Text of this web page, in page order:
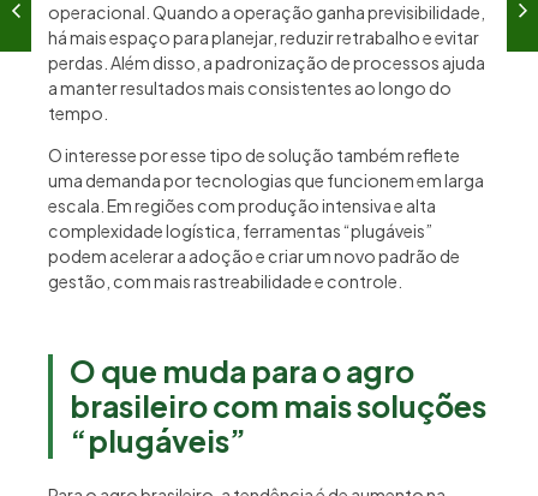
operacional. Quando a operação ganha previsibilidade,
há mais espaço para planejar, reduzir retrabalho e evitar
perdas. Além disso, a padronização de processos ajuda
a manter resultados mais consistentes ao longo do
tempo.
O interesse por esse tipo de solução também reflete
uma demanda por tecnologias que funcionem em larga
escala. Em regiões com produção intensiva e alta
complexidade logística, ferramentas “plugáveis”
podem acelerar a adoção e criar um novo padrão de
gestão, com mais rastreabilidade e controle.
O que muda para o agro
brasileiro com mais soluções
“plugáveis”